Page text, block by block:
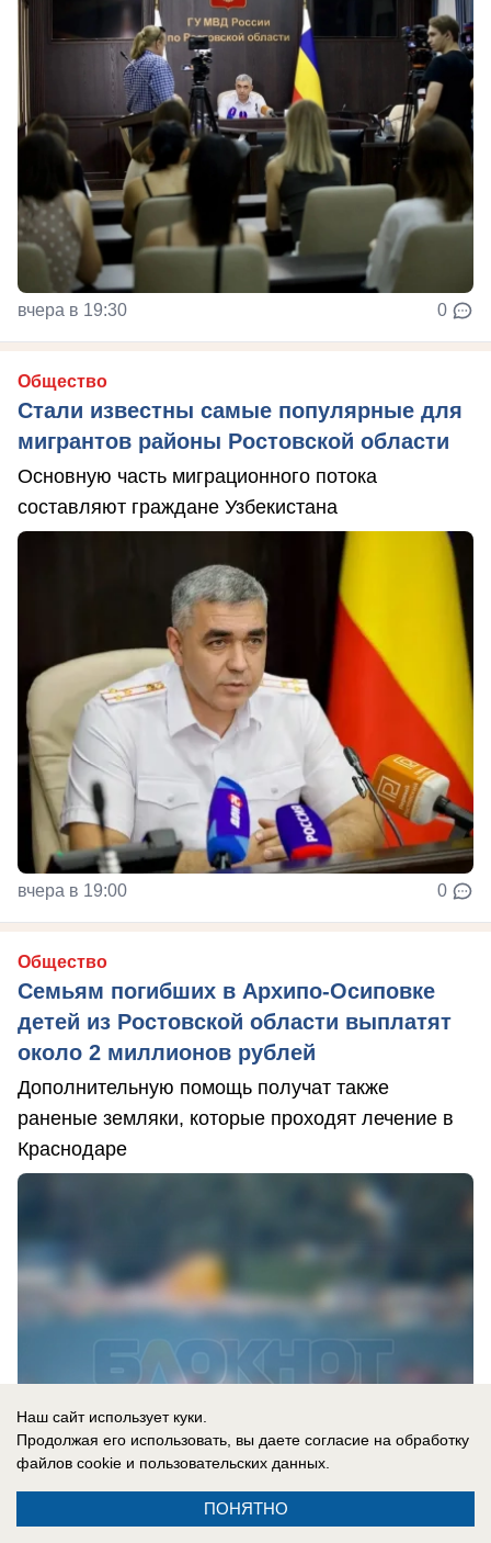
вчера в 19:30 0
Общество
Стали известны самые популярные для
мигрантов районы Ростовской области
Основную часть миграционного потока
составляют граждане Узбекистана
вчера в 19:00 0
Общество
Семьям погибших в Архипо-Осиповке
детей из Ростовской области выплатят
около 2 миллионов рублей
Дополнительную помощь получат также
раненые земляки, которые проходят лечение в
Краснодаре
вчера в 18:30 1
Наш сайт использует куки.
Продолжая его использовать, вы даете согласие на обработку
файлов cookie и пользовательских данных.
ПОНЯТНО